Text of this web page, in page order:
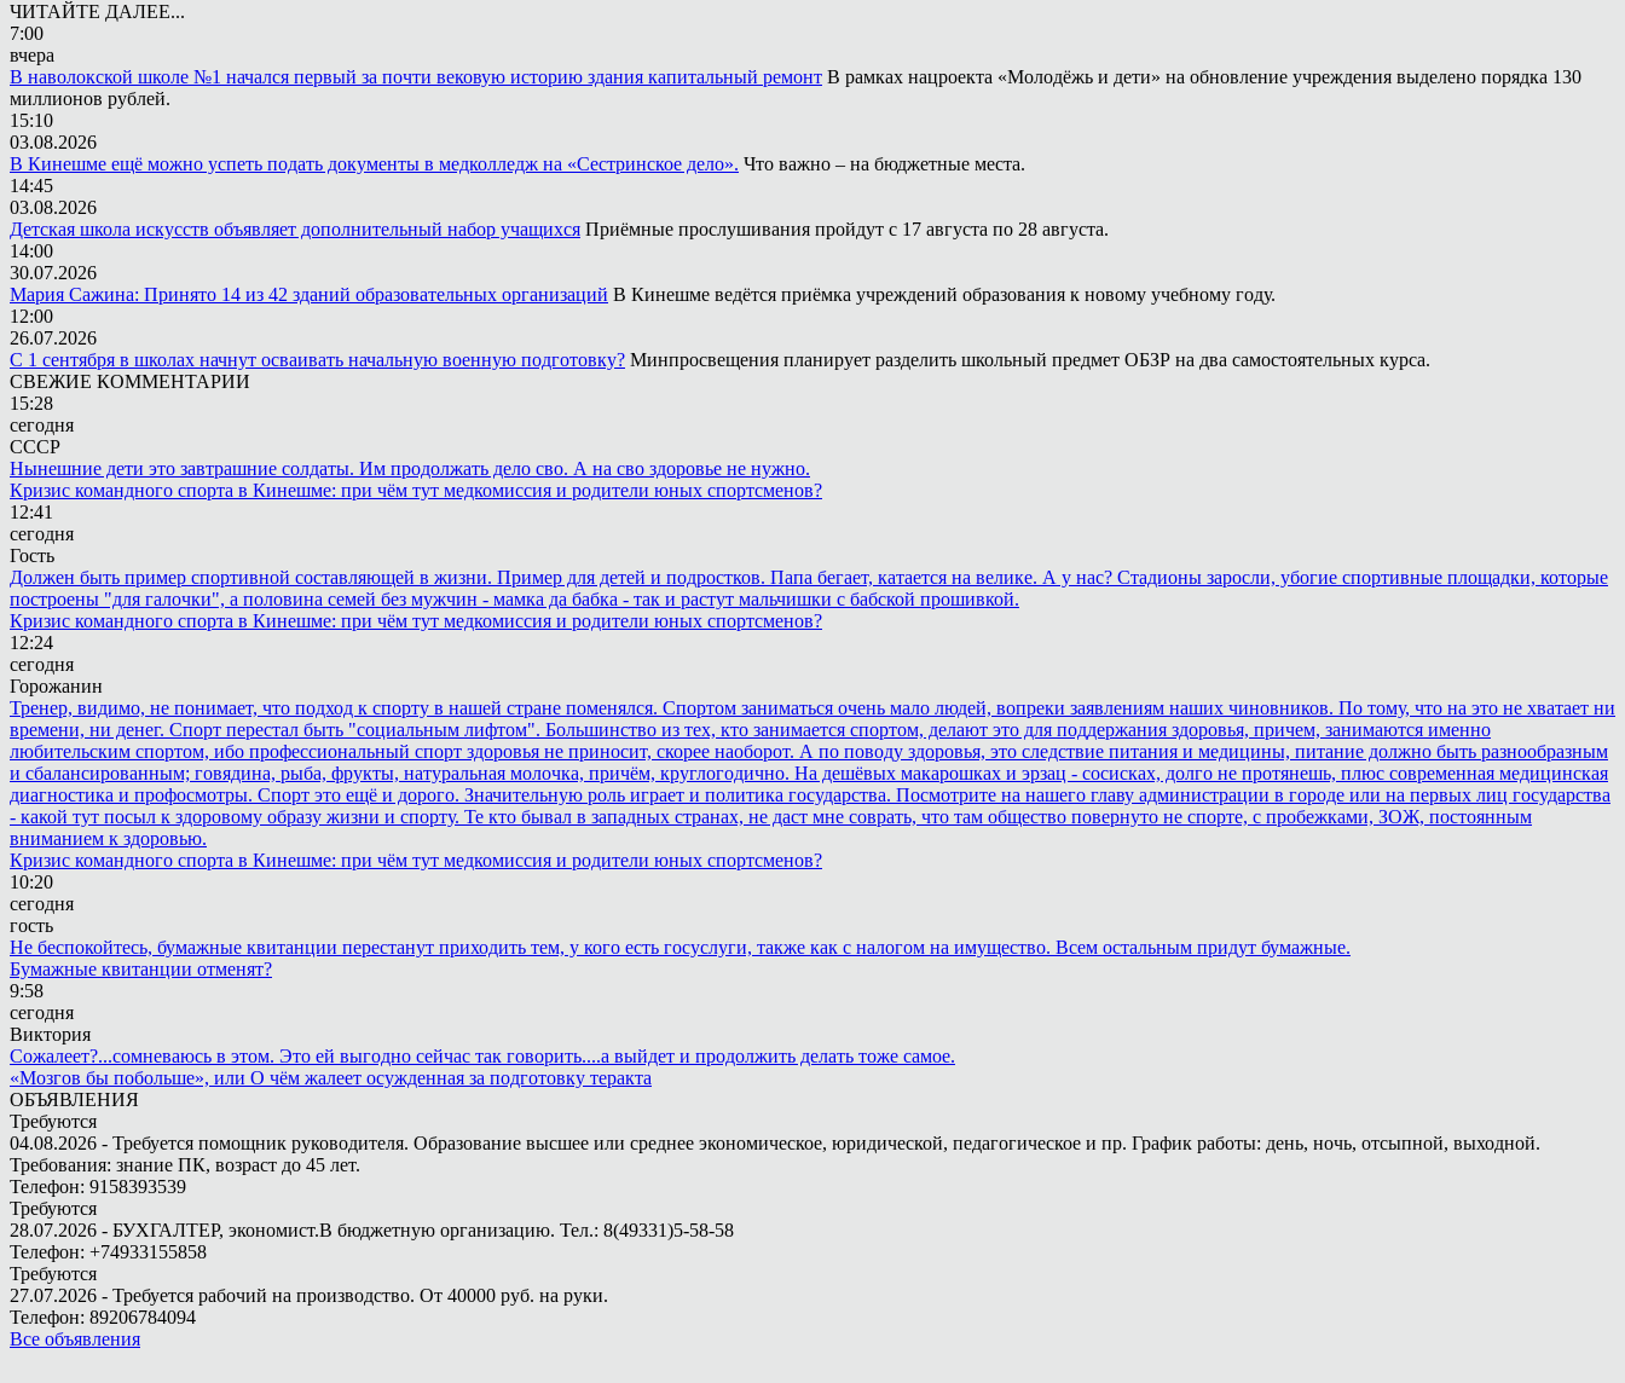
ЧИТАЙТЕ ДАЛЕЕ...
7:00
вчера
В наволокской школе №1 начался первый за почти вековую историю здания капитальный ремонт В рамках нацроекта «Молодёжь и дети» на обновление учреждения выделено порядка 130
миллионов рублей.
15:10
03.08.2026
В Кинешме ещё можно успеть подать документы в медколледж на «Сестринское дело». Что важно – на бюджетные места.
14:45
03.08.2026
Детская школа искусств объявляет дополнительный набор учащихся Приёмные прослушивания пройдут с 17 августа по 28 августа.
14:00
30.07.2026
Мария Сажина: Принято 14 из 42 зданий образовательных организаций В Кинешме ведётся приёмка учреждений образования к новому учебному году.
12:00
26.07.2026
С 1 сентября в школах начнут осваивать начальную военную подготовку? Минпросвещения планирует разделить школьный предмет ОБЗР на два самостоятельных курса.
СВЕЖИЕ КОММЕНТАРИИ
15:28
сегодня
СССР
Нынешние дети это завтрашние солдаты. Им продолжать дело сво. А на сво здоровье не нужно.
Кризис командного спорта в Кинешме: при чём тут медкомиссия и родители юных спортсменов?
12:41
сегодня
Гость
Должен быть пример спортивной составляющей в жизни. Пример для детей и подростков. Папа бегает, катается на велике. А у нас? Стадионы заросли, убогие спортивные площадки, которые
построены "для галочки", а половина семей без мужчин - мамка да бабка - так и растут мальчишки с бабской прошивкой.
Кризис командного спорта в Кинешме: при чём тут медкомиссия и родители юных спортсменов?
12:24
сегодня
Горожанин
Тренер, видимо, не понимает, что подход к спорту в нашей стране поменялся. Спортом заниматься очень мало людей, вопреки заявлениям наших чиновников. По тому, что на это не хватает ни
времени, ни денег. Спорт перестал быть "социальным лифтом". Большинство из тех, кто занимается спортом, делают это для поддержания здоровья, причем, занимаются именно
любительским спортом, ибо профессиональный спорт здоровья не приносит, скорее наоборот. А по поводу здоровья, это следствие питания и медицины, питание должно быть разнообразным
и сбалансированным; говядина, рыба, фрукты, натуральная молочка, причём, круглогодично. На дешёвых макарошках и эрзац - сосисках, долго не протянешь, плюс современная медицинская
диагностика и профосмотры. Спорт это ещё и дорого. Значительную роль играет и политика государства. Посмотрите на нашего главу администрации в городе или на первых лиц государства
- какой тут посыл к здоровому образу жизни и спорту. Те кто бывал в западных странах, не даст мне соврать, что там общество повернуто не спорте, с пробежками, ЗОЖ, постоянным
вниманием к здоровью.
Кризис командного спорта в Кинешме: при чём тут медкомиссия и родители юных спортсменов?
10:20
сегодня
гость
Не беспокойтесь, бумажные квитанции перестанут приходить тем, у кого есть госуслуги, также как с налогом на имущество. Всем остальным придут бумажные.
Бумажные квитанции отменят?
9:58
сегодня
Виктория
Сожалеет?...сомневаюсь в этом. Это ей выгодно сейчас так говорить....а выйдет и продолжить делать тоже самое.
«Мозгов бы побольше», или О чём жалеет осужденная за подготовку теракта
ОБЪЯВЛЕНИЯ
Требуются
04.08.2026 - Требуется помощник руководителя. Образование высшее или среднее экономическое, юридической, педагогическое и пр. График работы: день, ночь, отсыпной, выходной.
Требования: знание ПК, возраст до 45 лет.
Телефон: 9158393539
Требуются
28.07.2026 - БУХГАЛТЕР, экономист.В бюджетную организацию. Тел.: 8(49331)5-58-58
Телефон: +74933155858
Требуются
27.07.2026 - Требуется рабочий на производство. От 40000 руб. на руки.
Телефон: 89206784094
Все объявления